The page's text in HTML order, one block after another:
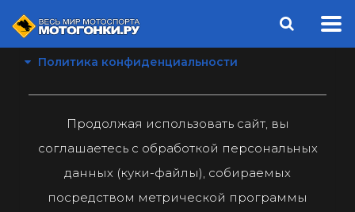
Политика конфиденциальности
Продолжая использовать сайт, вы
соглашаетесь с обработкой персональных
данных (куки-файлы), собираемых
посредством метрической программы